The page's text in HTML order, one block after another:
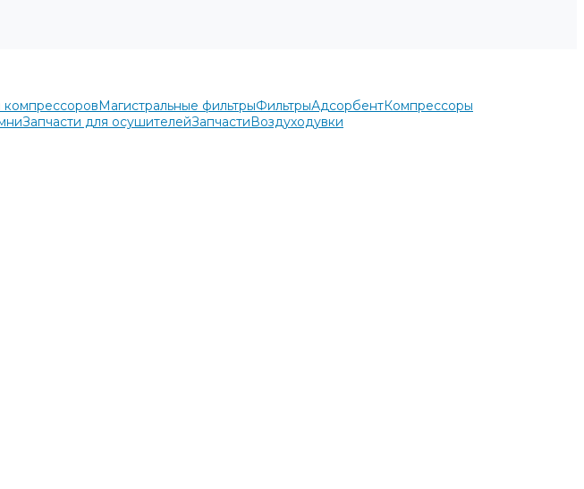
Магистральные фильтрыФильтрыАдсорбентКомпрессоры
Запчасти для осушителейЗапчастиВоздуходувки